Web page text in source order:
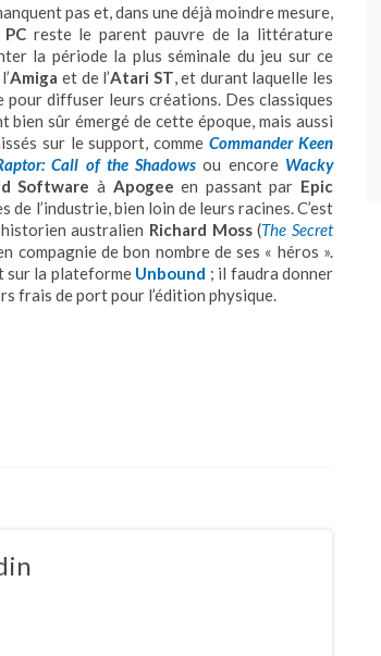
pas et, dans une déjà moindre mesure,
PC reste le parent pauvre de la littérature
la période la plus séminale du jeu sur ce
Amiga et de l’Atari ST , et durant laquelle les
diffuser leurs créations. Des classiques
bien sûr émergé de cette époque, mais aussi
sur le support, commeCommander Keen
Call of the Shadows ou encore Wacky
Software à Apogee en passant par Epic
de l’industrie, bien loin de leurs racines. C’est
australien Richard Moss(The Secret
de bon nombre de ses « héros ».
sur la plateforme Unbound ; il faudra donner
frais de port pour l’édition physique.